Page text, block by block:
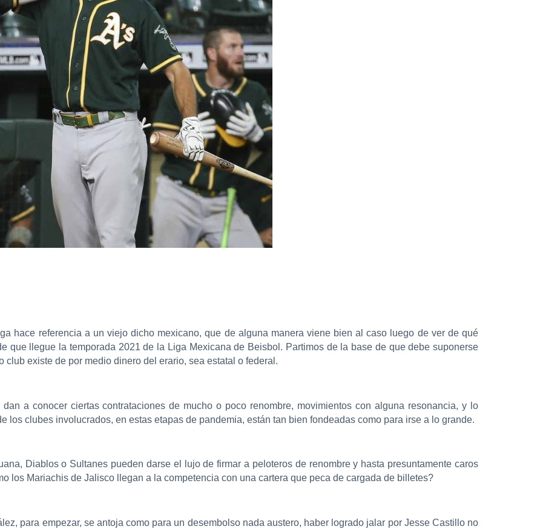
hace referencia a un viejo dicho mexicano, que de alguna manera viene bien al caso luego de ver de qué
que llegue la temporada 2021 de la Liga Mexicana de Beisbol. Partimos de la base de que debe suponerse
club existe de por medio dinero del erario, sea estatal o federal.
a conocer ciertas contrataciones de mucho o poco renombre, movimientos con alguna resonancia, y lo
los clubes involucrados, en estas etapas de pandemia, están tan bien fondeadas como para irse a lo grande.
Diablos o Sultanes pueden darse el lujo de firmar a peloteros de renombre y hasta presuntamente caros
los Mariachis de Jalisco llegan a la competencia con una cartera que peca de cargada de billetes?
para empezar, se antoja como para un desembolso nada austero, haber logrado jalar por Jesse Castillo no